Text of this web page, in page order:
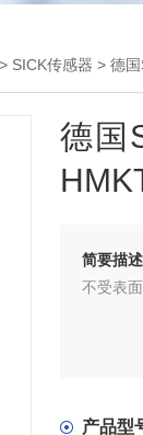
> SICK传感器 > 德
德国
简要描
不受表
产品型